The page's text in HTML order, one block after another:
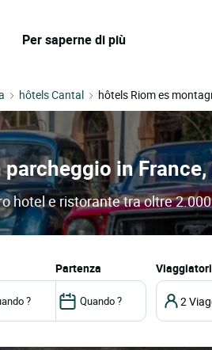
Per saperne di più
hôtels Cantal hôtels Riom es
in
hotel e ristorante tra oltre
partenza Viaggiatori
2